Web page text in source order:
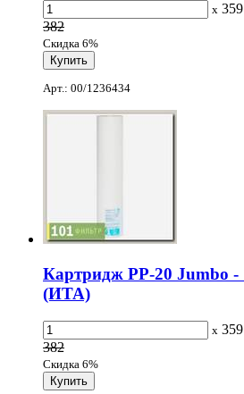
x 359
382
Скидка 6%
Арт.: 00/1236434
Картридж PP-20 Jumbo
(ИТА)
x 359
382
Скидка 6%